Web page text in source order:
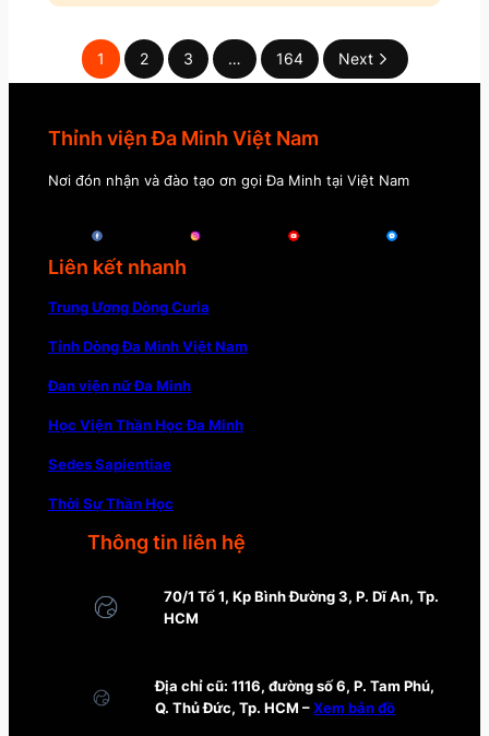
1 2 3 … 164 Next
Thỉnh viện Đa Minh Việt Nam
Nơi đón nhận và đào tạo ơn gọi Đa Minh tại Việt Nam
Liên kết nhanh
Trung Ương Dòng Curia
Tỉnh Dòng Đa Minh Việt Nam
Đan viện nữ Đa Minh
Học Viện Thần Học Đa Minh
Sedes Sapientiae
Thời Sự Thần Học
Thông tin liên hệ
70/1 Tổ 1, Kp Bình Đường 3, P. Dĩ An, Tp.
HCM
Địa chỉ cũ: 1116, đường số 6, P. Tam Phú,
Q. Thủ Đức, Tp. HCM –Xem bản đồ